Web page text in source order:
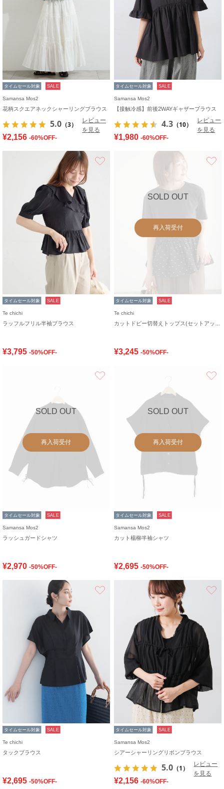
タイムセール対象 SALE
Samansa Mos2
花柄スクエアネックシャーリングブラウス
5.0 （3）
レビュー
を見る
¥2,156 -60%OFF-
タイムセール対象 SALE
Samansa Mos2
【接触冷感】前後2WAYギャザーブラウス
4.3 （10）
レビュー
を見る
¥1,980 -60%OFF-
タイムセール対象 SALE
Te chichi
ラッフルフリル半袖ブラウス
¥3,795 -50%OFF-
SOLD OUT
再入荷受付
タイムセール対象 SALE
Te chichi
¥3,245 -50%OFF-
SOLD OUT
再入荷受付
タイムセール対象 SALE
Samansa Mos2
ラッシュガードシャツ
¥2,970 -50%OFF-
SOLD OUT
再入荷受付
タイムセール対象 SALE
Samansa Mos2
カット楊柳半袖シャツ
¥2,695 -50%OFF-
タイムセール対象 SALE
Te chichi
タックブラウス
¥2,695 -50%OFF-
タイムセール対象 SALE
Samansa Mos2
シアーシャーリングリボンブラウス
5.0 （1）
レビュー
を見る
¥2,156 -60%OFF-